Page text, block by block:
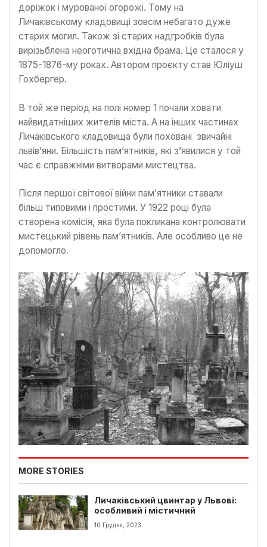
доріжок і мурованої огорожі. Тому на
Личаківському кладовищі зовсім небагато дуже
старих могил. Також зі старих надгробків була
вирізьблена неоготична вхідна брама. Це сталося у
1875-1876-му роках. Автором проєкту став Юліуш
Гохбергер.
В той же період на полі номер 1 почали ховати
найвидатніших жителів міста. А на інших частинах
Личаківського кладовища були поховані звичайні
львів’яни. Більшість пам’ятників, які з’явилися у той
час є справжніми витворами мистецтва.
Після першої світової війни пам’ятники ставали
більш типовими і простими. У 1922 році була
створена комісія, яка була покликана контролювати
мистецький рівень пам’ятників. Але особливо це не
допомогло.
MORE STORIES
Личаківський цвинтар у Львові:
особливий і містичний
10 Грудня, 2023